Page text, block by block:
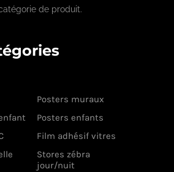
de produit.
Posters muraux
Posters enfants
Film adhésif vitres
Stores zébra
jour/nuit